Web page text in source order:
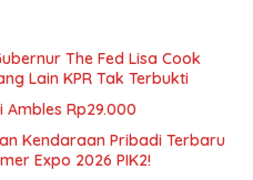
The Fed Lisa Cook
Lain KPR Tak Terbukti
Ambles Rp29.000
Kendaraan Pribadi Terbaru
Expo 2026 PIK2!